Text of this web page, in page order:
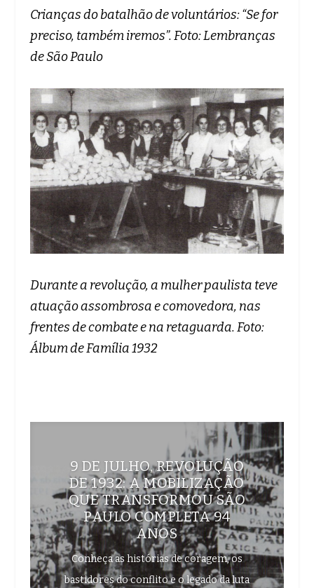
Crianças do batalhão de voluntários: “Se for
preciso, também iremos”. Foto: Lembranças
de São Paulo
Durante a revolução, a mulher paulista teve
atuação assombrosa e comovedora, nas
frentes de combate e na retaguarda. Foto:
Álbum de Família 1932
9 DE JULHO, REVOLUÇÃO
DE 1932: A MOBILIZAÇÃO
QUE TRANSFORMOU SÃO
PAULO COMPLETA 94
ANOS
Conheça as histórias de coragem, os
bastidores do conflito e o legado da luta